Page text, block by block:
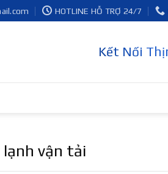
HOTLINE HỖ TRỢ 24/7
Kết Nối
lạnh vận tải